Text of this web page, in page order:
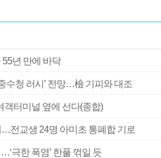
년 만에 바닥
수청 러시’ 전망…檢 기피와 대조
객터미널 옆에 선다(종합)
전교생 24명 아미초 통폐합 기로
극한 폭염’ 한풀 꺾일 듯